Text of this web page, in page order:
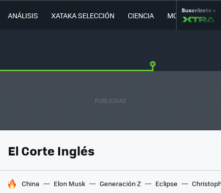
ANÁLISIS XATAKA SELECCIÓN CIENCIA MOVILIDAD
Suscríbete a
El Corte Inglés
HOY SE HABLA DE
China Elon Musk Generación Z Eclipse